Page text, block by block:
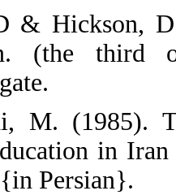
40. Pugh, D &
organization.
library: Ashgate.
41. Ravandi,
history of
Publishing. {in